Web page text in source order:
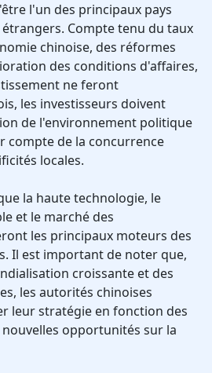
l'un des principaux pays
Compte tenu du taux
chinoise, des réformes
des conditions d'affaires,
ne feront
les investisseurs doivent
de l'environnement politique
compte de la concurrence
locales.
la haute technologie, le
et le marché des
les principaux moteurs des
Il est important de noter que,
croissante et des
les autorités chinoises
leur stratégie en fonction des
opportunités sur la